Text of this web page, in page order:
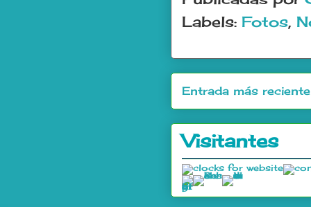
Labels: Fotos,
Entrada más reciente
Visitantes